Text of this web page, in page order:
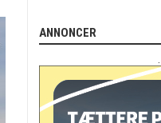
ANNONCER